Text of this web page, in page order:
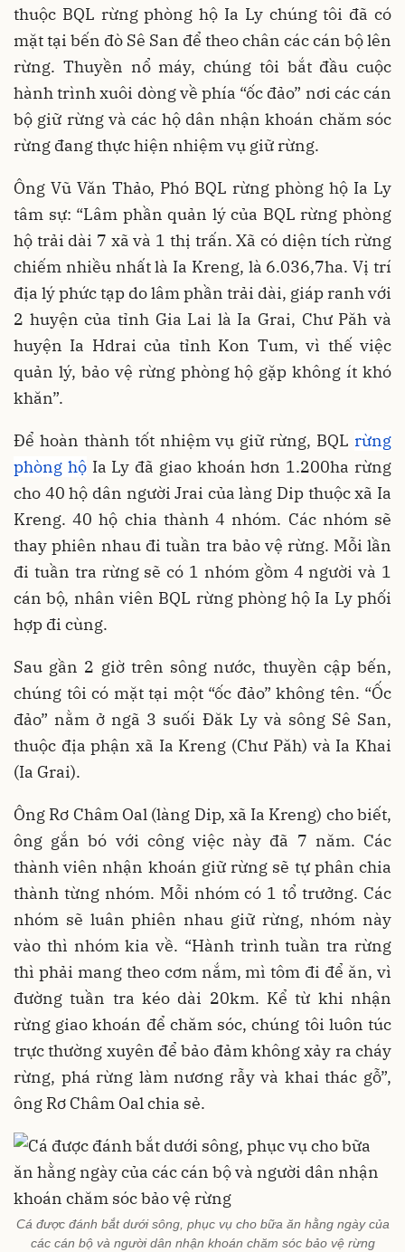
thuộc BQL rừng phòng hộ Ia Ly chúng tôi đã có
mặt tại bến đò Sê San để theo chân các cán bộ lên
rừng. Thuyền nổ máy, chúng tôi bắt đầu cuộc
hành trình xuôi dòng về phía “ốc đảo” nơi các cán
bộ giữ rừng và các hộ dân nhận khoán chăm sóc
rừng đang thực hiện nhiệm vụ giữ rừng.
Ông Vũ Văn Thảo, Phó BQL rừng phòng hộ Ia Ly
tâm sự: “Lâm phần quản lý của BQL rừng phòng
hộ trải dài 7 xã và 1 thị trấn. Xã có diện tích rừng
chiếm nhiều nhất là Ia Kreng, là 6.036,7ha. Vị trí
địa lý phức tạp do lâm phần trải dài, giáp ranh với
2 huyện của tỉnh Gia Lai là Ia Grai, Chư Păh và
huyện Ia Hdrai của tỉnh Kon Tum, vì thế việc
quản lý, bảo vệ rừng phòng hộ gặp không ít khó
khăn”.
Để hoàn thành tốt nhiệm vụ giữ rừng, BQL rừng
phòng hộIa Ly đã giao khoán hơn 1.200ha rừng
cho 40 hộ dân người Jrai của làng Dip thuộc xã Ia
Kreng. 40 hộ chia thành 4 nhóm. Các nhóm sẽ
thay phiên nhau đi tuần tra bảo vệ rừng. Mỗi lần
đi tuần tra rừng sẽ có 1 nhóm gồm 4 người và 1
cán bộ, nhân viên BQL rừng phòng hộ Ia Ly phối
hợp đi cùng.
Sau gần 2 giờ trên sông nước, thuyền cập bến,
chúng tôi có mặt tại một “ốc đảo” không tên. “Ốc
đảo” nằm ở ngã 3 suối Đăk Ly và sông Sê San,
thuộc địa phận xã Ia Kreng (Chư Păh) và Ia Khai
(Ia Grai).
Ông Rơ Châm Oal (làng Dip, xã Ia Kreng) cho biết,
ông gắn bó với công việc này đã 7 năm. Các
thành viên nhận khoán giữ rừng sẽ tự phân chia
thành từng nhóm. Mỗi nhóm có 1 tổ trưởng. Các
nhóm sẽ luân phiên nhau giữ rừng, nhóm này
vào thì nhóm kia về. “Hành trình tuần tra rừng
thì phải mang theo cơm nắm, mì tôm đi để ăn, vì
đường tuần tra kéo dài 20km. Kể từ khi nhận
rừng giao khoán để chăm sóc, chúng tôi luôn túc
trực thường xuyên để bảo đảm không xảy ra cháy
rừng, phá rừng làm nương rẫy và khai thác gỗ”,
ông Rơ Châm Oal chia sẻ.
Cá được đánh bắt dưới sông, phục vụ cho bữa ăn hằng ngày của
các cán bộ và người dân nhận khoán chăm sóc bảo vệ rừng